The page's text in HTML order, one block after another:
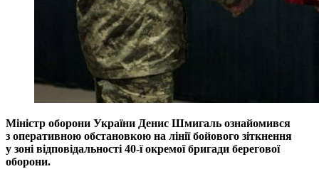
Міністр оборони України Денис Шмигаль ознайомився
з оперативною обстановкою на лінії бойового зіткнення
у зоні відповідальності 40-ї окремої бригади берегової
оборони.